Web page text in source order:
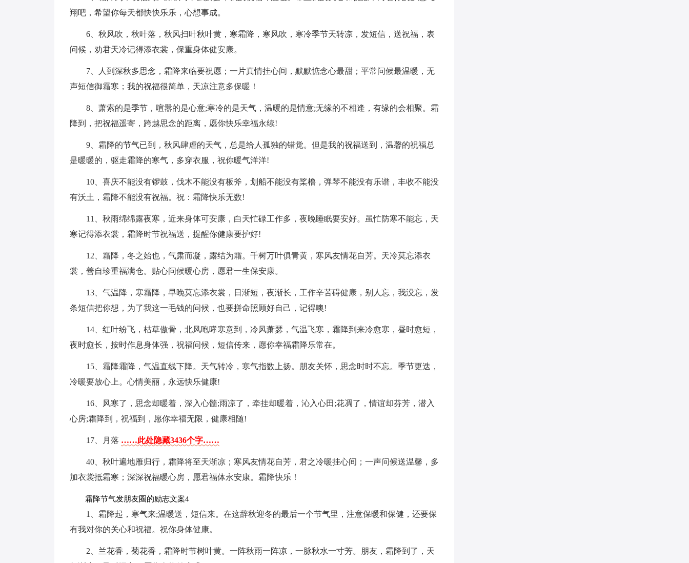
翔吧，希望你每天都快快乐乐，心想事成。
6、秋风吹，秋叶落，秋风扫叶秋叶黄，寒霜降，寒风吹，寒冷季节天转凉，发短信，送祝福，表
问候，劝君天冷记得添衣裳，保重身体健安康。
7、人到深秋多思念，霜降来临要祝愿；一片真情挂心间，默默惦念心最甜；平常问候最温暖，无
声短信御霜寒；我的祝福很简单，天凉注意多保暖！
8、萧索的是季节，喧嚣的是心意;寒冷的是天气，温暖的是情意;无缘的不相逢，有缘的会相聚。霜
降到，把祝福遥寄，跨越思念的距离，愿你快乐幸福永续!
9、霜降的节气已到，秋风肆虐的天气，总是给人孤独的错觉。但是我的祝福送到，温馨的祝福总
是暖暖的，驱走霜降的寒气，多穿衣服，祝你暖气洋洋!
10、喜庆不能没有锣鼓，伐木不能没有板斧，划船不能没有桨橹，弹琴不能没有乐谱，丰收不能没
有沃土，霜降不能没有祝福。祝：霜降快乐无数!
11、秋雨绵绵露夜寒，近来身体可安康，白天忙碌工作多，夜晚睡眠要安好。虽忙防寒不能忘，天
寒记得添衣裳，霜降时节祝福送，提醒你健康要护好!
12、霜降，冬之始也，气肃而凝，露结为霜。千树万叶俱青黄，寒风友情花自芳。天冷莫忘添衣
裳，善自珍重福满仓。贴心问候暖心房，愿君一生保安康。
13、气温降，寒霜降，早晚莫忘添衣裳，日渐短，夜渐长，工作辛苦碍健康，别人忘，我没忘，发
条短信把你想，为了我这一毛钱的问候，也要拼命照顾好自己，记得噢!
14、红叶纷飞，枯草傲骨，北风咆哮寒意到，冷风萧瑟，气温飞寒，霜降到来冷愈寒，昼时愈短，
夜时愈长，按时作息身体强，祝福问候，短信传来，愿你幸福霜降乐常在。
15、霜降霜降，气温直线下降。天气转冷，寒气指数上扬。朋友关怀，思念时时不忘。季节更迭，
冷暖要放心上。心情美丽，永远快乐健康!
16、风寒了，思念却暖着，深入心髓;雨凉了，牵挂却暖着，沁入心田;花凋了，情谊却芬芳，潜入
心房;霜降到，祝福到，愿你幸福无限，健康相随!
17、月落 ……此处隐藏3436个字……
40、秋叶遍地雁归行，霜降将至天渐凉；寒风友情花自芳，君之冷暖挂心间；一声问候送温馨，多
加衣裳抵霜寒；深深祝福暖心房，愿君福体永安康。霜降快乐！
霜降节气发朋友圈的励志文案4
1、霜降起，寒气来;温暖送，短信来。在这辞秋迎冬的最后一个节气里，注意保暖和保健，还要保
有我对你的关心和祝福。祝你身体健康。
2、兰花香，菊花香，霜降时节树叶黄。一阵秋雨一阵凉，一脉秋水一寸芳。朋友，霜降到了，天